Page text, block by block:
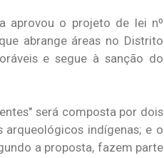
aprovou o projeto de lei nº
abrange áreas no Distrito
e segue à sanção do
será composta por dois
indígenas; e o
a proposta, fazem parte